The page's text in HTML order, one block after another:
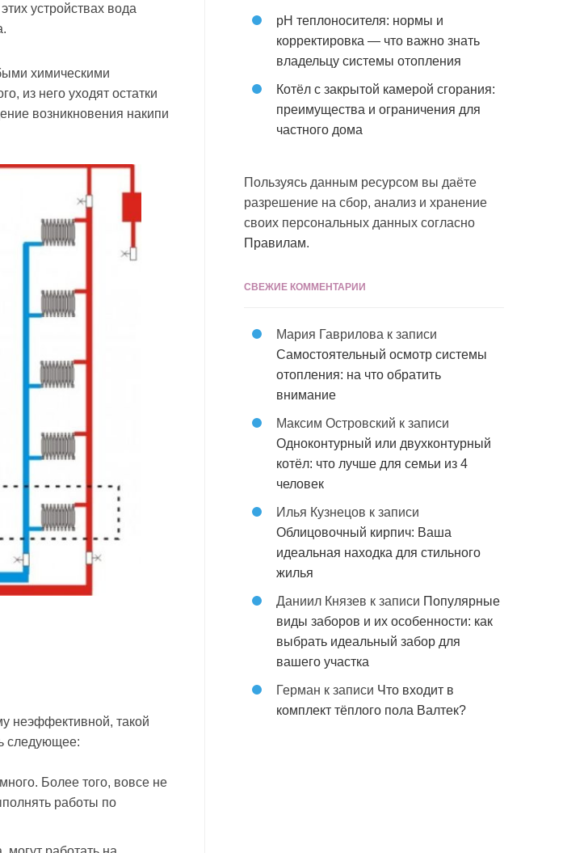
устройствах вода
химическими
из него уходят остатки
возникновения накипи
неэффективной, такой
следующее:
Более того, вовсе не
работы по
pH теплоносителя: нормы и
корректировка — что важно знать
владельцу системы отопления
Котёл с закрытой камерой сгорания:
преимущества и ограничения для
частного дома
Пользуясь данным ресурсом вы даёте
разрешение на сбор, анализ и хранение
своих персональных данных согласно
Правилам.
СВЕЖИЕ КОММЕНТАРИИ
Мария Гаврилова к записи
Самостоятельный осмотр системы
отопления: на что обратить
внимание
Максим Островский к записи
Одноконтурный или двухконтурный
котёл: что лучше для семьи из 4
человек
Илья Кузнецов к записи
Облицовочный кирпич: Ваша
идеальная находка для стильного
жилья
Даниил Князев к записи Популярные
виды заборов и их особенности: как
выбрать идеальный забор для
вашего участка
Герман к записи Что входит в
комплект тёплого пола Валтек?